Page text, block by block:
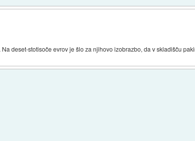
deset-stotisoče evrov je šlo za njihovo izobrazbo, da v skladišču